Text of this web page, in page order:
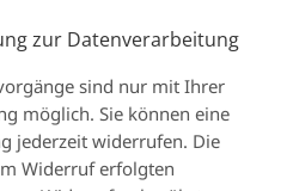
zur Datenverarbeitung
sind nur mit Ihrer
möglich. Sie können eine
jederzeit widerrufen. Die
Widerruf erfolgten